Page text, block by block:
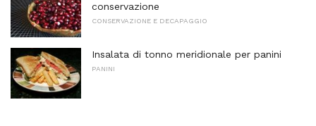
conservazione
CONSERVAZIONE E DECAPAGGIO
Insalata di tonno meridionale per panini
PANINI